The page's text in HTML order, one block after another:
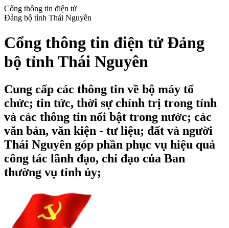
Cổng thông tin điện tử
Đảng bộ tỉnh Thái Nguyên
Cổng thông tin điện tử Đảng
bộ tỉnh Thái Nguyên
Cung cấp các thông tin về bộ máy tổ
chức; tin tức, thời sự chính trị trong tỉnh
và các thông tin nổi bật trong nước; các
văn bản, văn kiện - tư liệu; đất và người
Thái Nguyên góp phần phục vụ hiệu quả
công tác lãnh đạo, chỉ đạo của Ban
thường vụ tỉnh ủy;